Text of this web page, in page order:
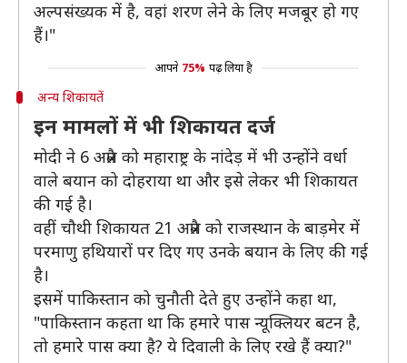
अल्पसंख्यक में है, वहां शरण लेने के लिए मजबूर हो गए
हैं।"
आपने 75% पढ़ लिया है
अन्य शिकायतें
इन मामलों में भी शिकायत दर्ज
मोदी ने 6 अप्रैल को महाराष्ट्र के नांदेड़ में भी उन्होंने वर्धा
वाले बयान को दोहराया था और इसे लेकर भी शिकायत
की गई है।
वहीं चौथी शिकायत 21 अप्रैल को राजस्थान के बाड़मेर में
परमाणु हथियारों पर दिए गए उनके बयान के लिए की गई
है।
इसमें पाकिस्तान को चुनौती देते हुए उन्होंने कहा था,
"पाकिस्तान कहता था कि हमारे पास न्यूक्लियर बटन है,
तो हमारे पास क्या है? ये दिवाली के लिए रखे हैं क्या?"